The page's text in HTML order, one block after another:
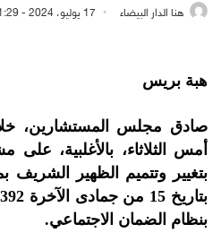
هنا الدار البيضاء 17 يوليو، 2024 - 11:29 صباحًا
هبة بريس
صادق مجلس المستشارين،
بنظام الضمان الاجتماعي.